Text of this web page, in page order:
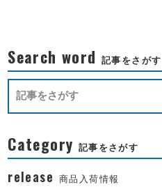
Search word 記事をさがす
Category 記事をさがす
release 商品入荷情報